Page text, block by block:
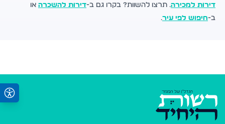
דירות למכירה. תרצו להשוות? בקרו גם ב-דירות להשכרה או
ב-חיפוש לפי עיר.